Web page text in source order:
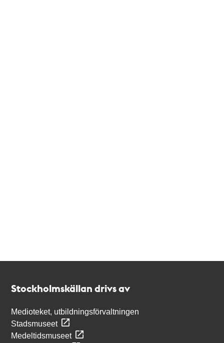
Stockholmskällan drivs av
Medioteket, utbildningsförvaltningen
Stadsmuseet
Medeltidsmuseet